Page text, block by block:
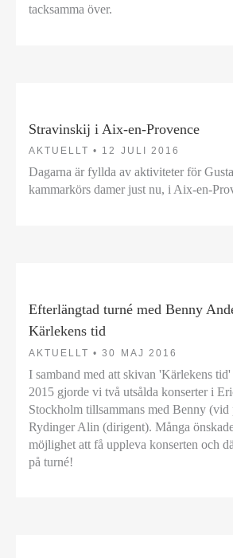
tacksamma över.
Stravinskij i Aix-en-Provence
AKTUELLT • 12 JULI 2016
Dagarna är fyllda av aktiviteter för
kammarkörs damer just nu, i Aix-en-
Efterlängtad turné med Benny
Kärlekens tid
AKTUELLT • 30 MAJ 2016
I samband med att skivan 'Kärlekens tid'
2015 gjorde vi två utsålda konserter i
Stockholm tillsammans med Benny
Rydinger Alin (dirigent). Många
möjlighet att få uppleva konserten och
på turné!